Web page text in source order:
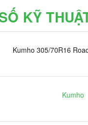
KỸ
Kumho 305/70R16
Kumho